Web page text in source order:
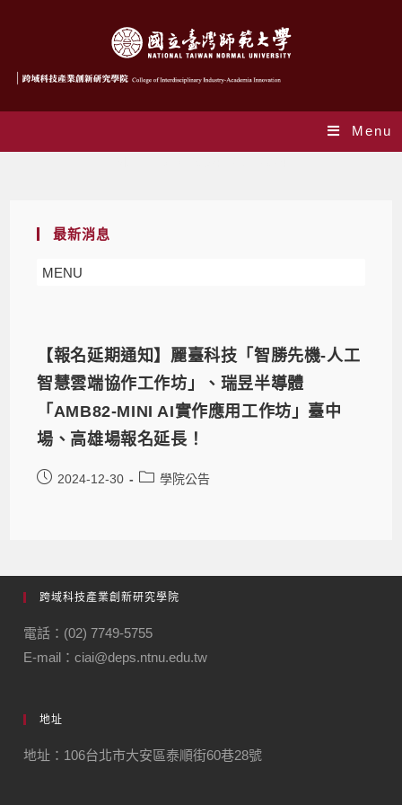
Menu
最新消息
MENU
【報名延期通知】麗臺科技「智勝先機-人工
智慧雲端協作工作坊」、瑞昱半導體
「AMB82-MINI AI實作應用工作坊」臺中
場、高雄場報名延長！
2024-12-30 學院公告
跨域科技產業創新研究學院
電話：(02) 7749-5755
E-mail：ciai@deps.ntnu.edu.tw
地址
地址：106台北市大安區泰順街60巷28號